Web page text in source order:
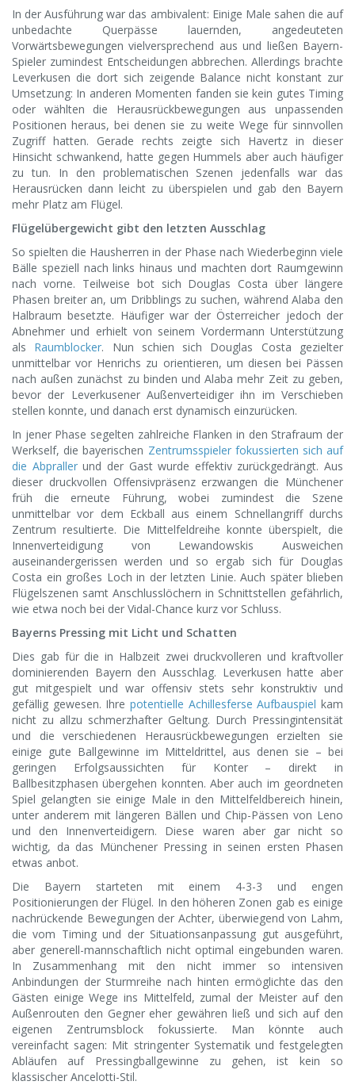
In der Ausführung war das ambivalent: Einige Male sahen die auf
unbedachte Querpässe lauernden, angedeuteten
Vorwärtsbewegungen vielversprechend aus und ließen Bayern-
Spieler zumindest Entscheidungen abbrechen. Allerdings brachte
Leverkusen die dort sich zeigende Balance nicht konstant zur
Umsetzung: In anderen Momenten fanden sie kein gutes Timing
oder wählten die Herausrückbewegungen aus unpassenden
Positionen heraus, bei denen sie zu weite Wege für sinnvollen
Zugriff hatten. Gerade rechts zeigte sich Havertz in dieser
Hinsicht schwankend, hatte gegen Hummels aber auch häufiger
zu tun. In den problematischen Szenen jedenfalls war das
Herausrücken dann leicht zu überspielen und gab den Bayern
mehr Platz am Flügel.
Flügelübergewicht gibt den letzten Ausschlag
So spielten die Hausherren in der Phase nach Wiederbeginn viele
Bälle speziell nach links hinaus und machten dort Raumgewinn
nach vorne. Teilweise bot sich Douglas Costa über längere
Phasen breiter an, um Dribblings zu suchen, während Alaba den
Halbraum besetzte. Häufiger war der Österreicher jedoch der
Abnehmer und erhielt von seinem Vordermann Unterstützung
als Raumblocker. Nun schien sich Douglas Costa gezielter
unmittelbar vor Henrichs zu orientieren, um diesen bei Pässen
nach außen zunächst zu binden und Alaba mehr Zeit zu geben,
bevor der Leverkusener Außenverteidiger ihn im Verschieben
stellen konnte, und danach erst dynamisch einzurücken.
In jener Phase segelten zahlreiche Flanken in den Strafraum der
Werkself, die bayerischen Zentrumsspieler fokussierten sich auf
die Abprallerund der Gast wurde effektiv zurückgedrängt. Aus
dieser druckvollen Offensivpräsenz erzwangen die Münchener
früh die erneute Führung, wobei zumindest die Szene
unmittelbar vor dem Eckball aus einem Schnellangriff durchs
Zentrum resultierte. Die Mittelfeldreihe konnte überspielt, die
Innenverteidigung von Lewandowskis Ausweichen
auseinandergerissen werden und so ergab sich für Douglas
Costa ein großes Loch in der letzten Linie. Auch später blieben
Flügelszenen samt Anschlusslöchern in Schnittstellen gefährlich,
wie etwa noch bei der Vidal-Chance kurz vor Schluss.
Bayerns Pressing mit Licht und Schatten
Dies gab für die in Halbzeit zwei druckvolleren und kraftvoller
dominierenden Bayern den Ausschlag. Leverkusen hatte aber
gut mitgespielt und war offensiv stets sehr konstruktiv und
gefällig gewesen. Ihre potentielle Achillesferse Aufbauspiel kam
nicht zu allzu schmerzhafter Geltung. Durch Pressingintensität
und die verschiedenen Herausrückbewegungen erzielten sie
einige gute Ballgewinne im Mitteldrittel, aus denen sie – bei
geringen Erfolgsaussichten für Konter – direkt in
Ballbesitzphasen übergehen konnten. Aber auch im geordneten
Spiel gelangten sie einige Male in den Mittelfeldbereich hinein,
unter anderem mit längeren Bällen und Chip-Pässen von Leno
und den Innenverteidigern. Diese waren aber gar nicht so
wichtig, da das Münchener Pressing in seinen ersten Phasen
etwas anbot.
Die Bayern starteten mit einem 4-3-3 und engen
Positionierungen der Flügel. In den höheren Zonen gab es einige
nachrückende Bewegungen der Achter, überwiegend von Lahm,
die vom Timing und der Situationsanpassung gut ausgeführt,
aber generell-mannschaftlich nicht optimal eingebunden waren.
In Zusammenhang mit den nicht immer so intensiven
Anbindungen der Sturmreihe nach hinten ermöglichte das den
Gästen einige Wege ins Mittelfeld, zumal der Meister auf den
Außenrouten den Gegner eher gewähren ließ und sich auf den
eigenen Zentrumsblock fokussierte. Man könnte auch
vereinfacht sagen: Mit stringenter Systematik und festgelegten
Abläufen auf Pressingballgewinne zu gehen, ist kein so
klassischer Ancelotti-Stil.